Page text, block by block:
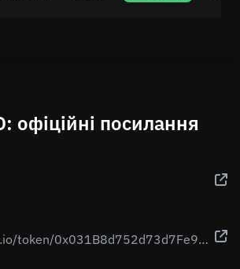
офіційні посилання
https://etherscan.io/token/0x031B8d752d73d7Fe9678ACEf26e818280D0646b4